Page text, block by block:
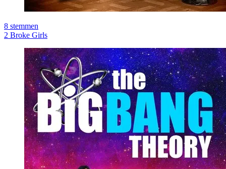
8 stemmen
2 Broke Girls